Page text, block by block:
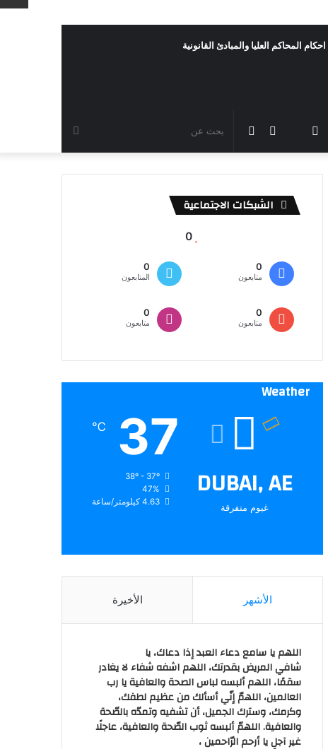
احكام المحاكم العليا والمبادئ القانونية
عن
الوضع
المظلم
مقال
عشوائي
سناب
شات
تيلقرام
الشبكات الاجتماعية
0
0
متابعون
0
المتابعون
0
متابعون
0
متابعون
Weather
DUBAI, AE
غيوم متفرقة
37
℃
38º - 37º
47%
4.63 كيلومتر/ساعة
الأشهر الأخيرة
اللهم يا سامع دعاء العبد إذا دعاك، يا
شافي المريض بقدرتك، اللهم اشفه شفاء لا يغادر
سقمًا، اللهم ألبسه لباس الصحة والعافية يا رب
العالمين، اللهمّ إنّي أسألك من عظيم لطفك،
وكرمك، وسترك الجميل، أن تشفيه وتمدّه بالصّحة
والعافية. اللهمّ ألبسه ثوب الصّحة والعافية، عاجلًا
غير آجلٍ يا أرحم الرّاحمين ،